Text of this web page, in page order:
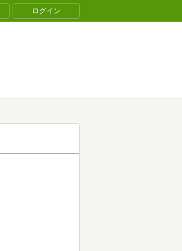
ログイン